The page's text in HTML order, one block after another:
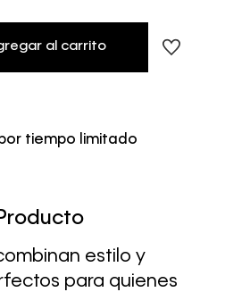
al carrito
tiempo limitado
estilo y
para quienes